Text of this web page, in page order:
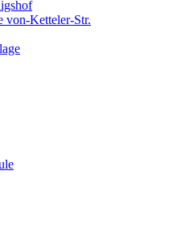
von-Ketteler-Str.